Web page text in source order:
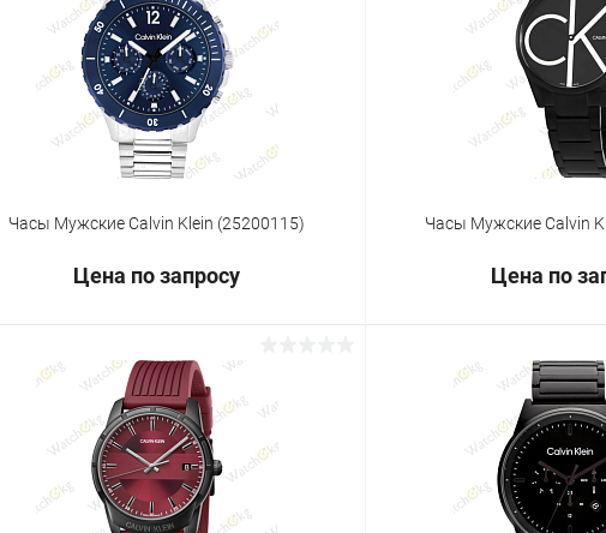
Купить в 1 клик Сравнение
Под заказ
Купить в 1 клик
Часы Мужские Calvin Klein (25200115)
Цена по запросу
Запросить цену
Купить в 1 клик Сравнение
Под заказ
Часы Мужские Calvin
Цена по
Купить в 1 клик